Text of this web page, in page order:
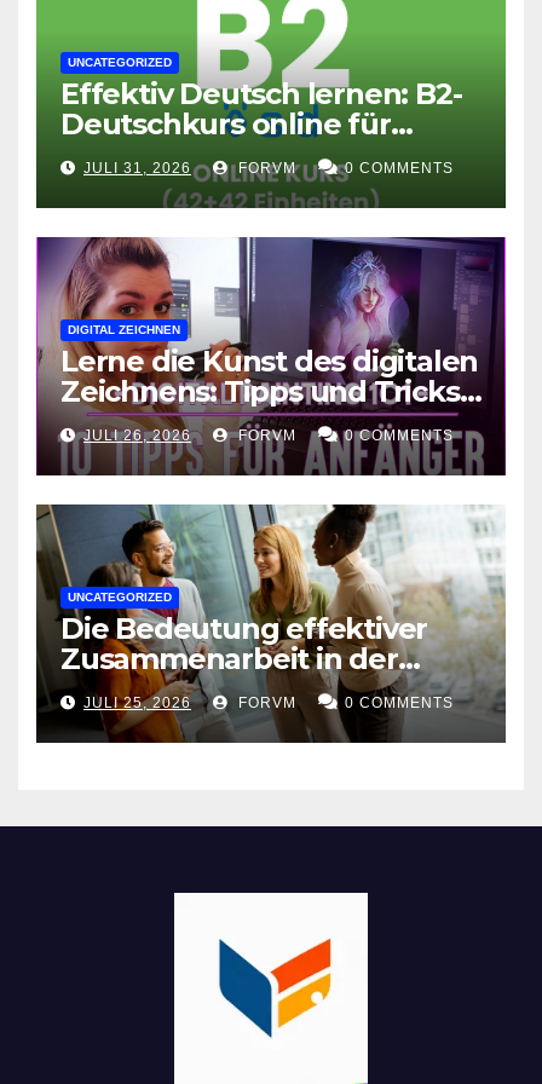
UNCATEGORIZED
Effektiv Deutsch lernen: B2-
Deutschkurs online für
Fortgeschrittene
JULI 31, 2026 FORVM 0 COMMENTS
DIGITAL ZEICHNEN
Lerne die Kunst des digitalen
Zeichnens: Tipps und Tricks
für kreative Ausdruckskunst
JULI 26, 2026 FORVM 0 COMMENTS
UNCATEGORIZED
Die Bedeutung effektiver
Zusammenarbeit in der
Arbeitswelt
JULI 25, 2026 FORVM 0 COMMENTS